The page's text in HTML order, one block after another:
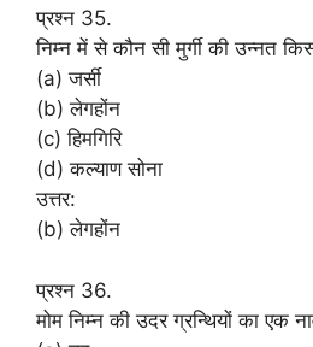
प्रश्न 35.
निम्न में से कौन सी मुर्गी की उन्नत
(a) जर्सी
(b) लेगहोंन
(c) हिमगिरि
(d) कल्याण सोना
उत्तर:
(b) लेगहोंन
प्रश्न 36.
मोम निम्न की उदर ग्रन्थियों का एक